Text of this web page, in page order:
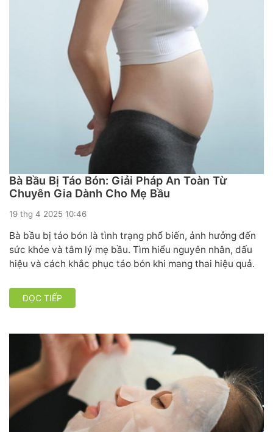
Bà Bầu Bị Táo Bón: Giải Pháp An Toàn Từ
Chuyên Gia Dành Cho Mẹ Bầu
19 thg 4 2025 10:46
Bà bầu bị táo bón là tình trạng phổ biến, ảnh hưởng đến
sức khỏe và tâm lý mẹ bầu. Tìm hiểu nguyên nhân, dấu
hiệu và cách khắc phục táo bón khi mang thai hiệu quả.
ĐỌC TIẾP